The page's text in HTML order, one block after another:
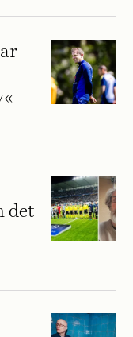
det